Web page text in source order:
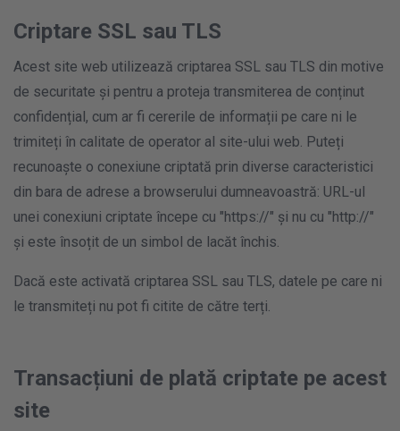
Criptare SSL sau TLS
Acest site web utilizează criptarea SSL sau TLS din motive
de securitate și pentru a proteja transmiterea de conținut
confidențial, cum ar fi cererile de informații pe care ni le
trimiteți în calitate de operator al site-ului web. Puteți
recunoaște o conexiune criptată prin diverse caracteristici
din bara de adrese a browserului dumneavoastră: URL-ul
unei conexiuni criptate începe cu "https://" și nu cu "http://"
și este însoțit de un simbol de lacăt închis.
Dacă este activată criptarea SSL sau TLS, datele pe care ni
le transmiteți nu pot fi citite de către terți.
Transacțiuni de plată criptate pe acest
site